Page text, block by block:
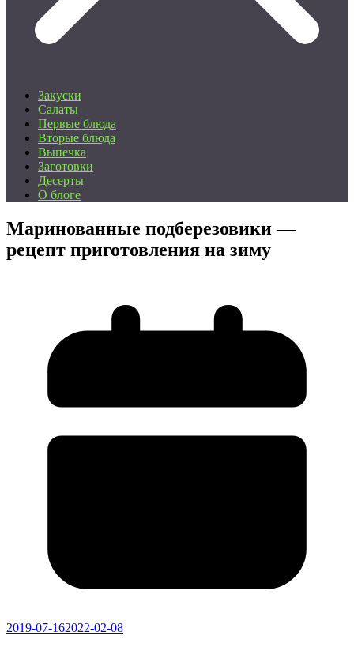
Закуски
Салаты
Первые блюда
Вторые блюда
Выпечка
Заготовки
Десерты
О блоге
Маринованные подберезовики —
рецепт приготовления на зиму
2019-07-162022-02-08